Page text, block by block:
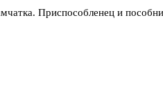
Приспособленец и